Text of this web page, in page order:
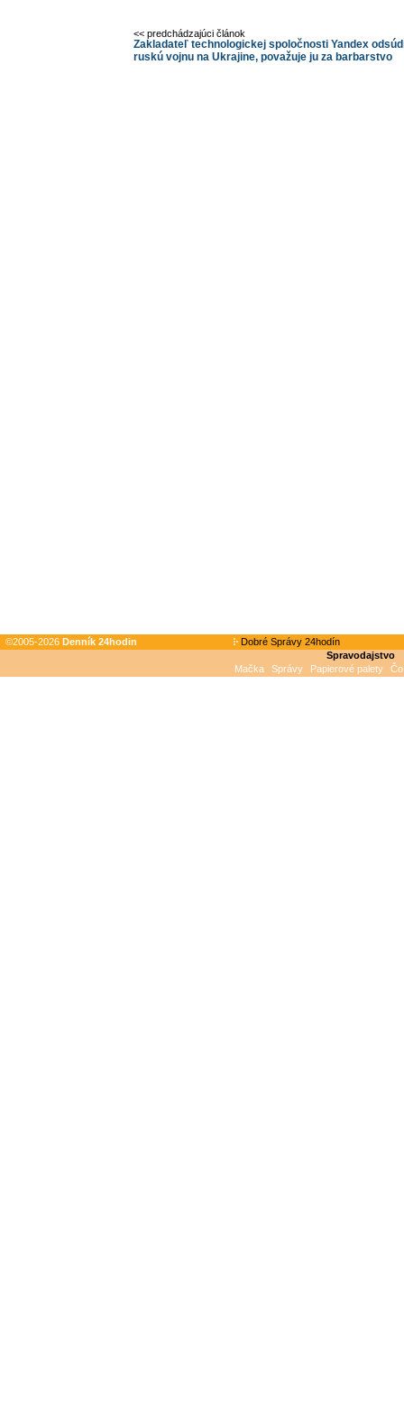
<< predchádzajúci článok
Zakladateľ technologickej spoločnosti Yandex
ruskú vojnu na Ukrajine, považuje ju za barbarstvo
©2005-2026 Denník 24hodin
Dobré Správy 24hodín
Spravodajstvo
Mačka
Správy Papierové palety